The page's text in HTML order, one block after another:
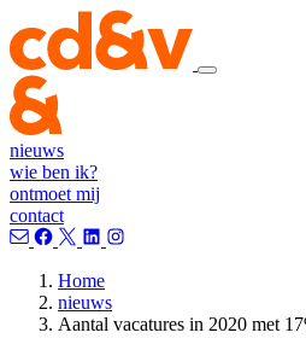
nieuws
wie ben ik?
ontmoet mij
contact
Home
nieuws
Aantal vacatures in 2020 met